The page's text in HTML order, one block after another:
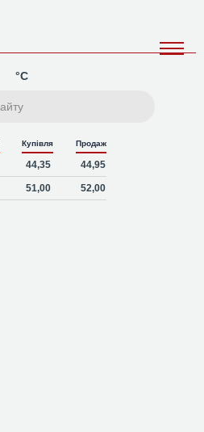
°C
Купівля Продаж
44,35 44,95
51,00 52,00